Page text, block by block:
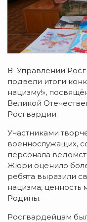
В Управлении
подвели итоги
нацизму!»,
Великой
Росгвардии.
Участниками
военнослужащих,
персонала
Жюри оценило
ребята выразили
нацизма, ценность
Родины.
Росгвардейцам